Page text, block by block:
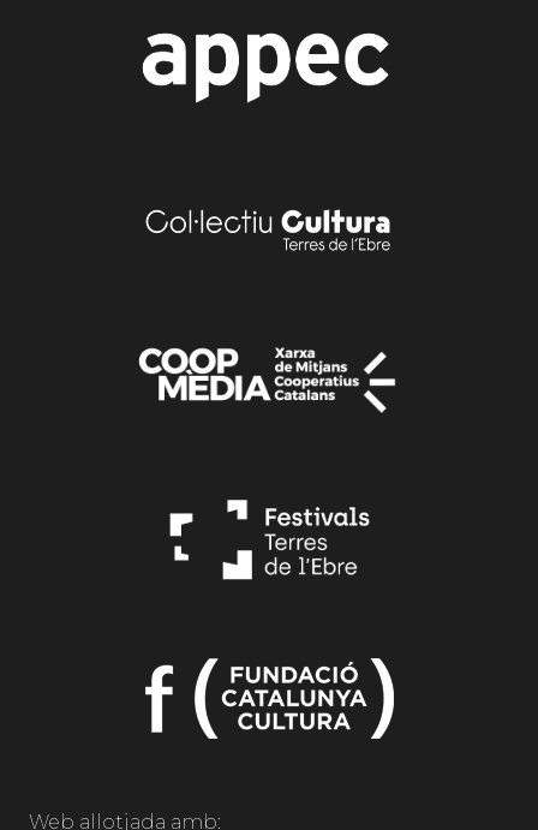
Web allotjada amb: